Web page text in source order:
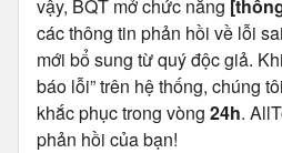
vậy, BQT mở chức năng
các thông tin phản hồi về lỗi
mới bổ sung từ quý độc giả.
báo lỗi” trên hệ thống, chúng
khắc phục trong vòng 24h.
phản hồi của bạn!